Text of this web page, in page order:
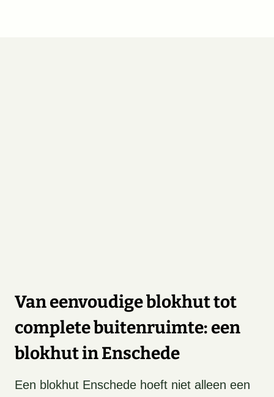
Van eenvoudige blokhut tot
complete buitenruimte: een
blokhut in Enschede
Een blokhut Enschede hoeft niet alleen een